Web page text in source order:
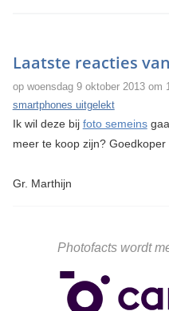
Laatste reacties
op woensdag 9 oktober 2013 om
smartphones uitgelekt
Ik wil deze bij foto semeins
meer te koop zijn?
Gr. Marthijn
Photofacts wordt